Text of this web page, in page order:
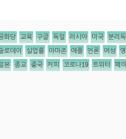
화당 교육 구글 독일 러시아 미국 분리
로데이 실업률 아마존 애플 언론 여성
본 종교 중국 커피 코로나19 트위터 페